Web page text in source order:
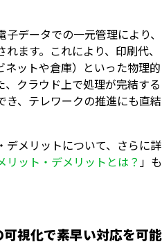
データでの一元管理により、
ます。これにより、印刷代、
ットや倉庫）といった物理的
クラウド上で処理が完結する
き、テレワークの推進にも直結
デメリットについて、さらに詳
リット・デメリットとは？」も
視化で素早い対応を可能